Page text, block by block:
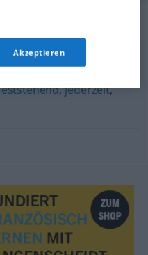
,stetig
,jederzeit,
Akzeptieren